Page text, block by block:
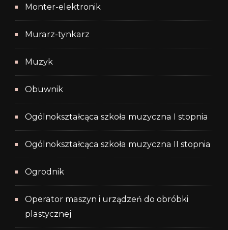
Monter-elektronik
Murarz-tynkarz
Muzyk
Obuwnik
Ogólnokształcąca szkoła muzyczna I stopnia
Ogólnokształcąca szkoła muzyczna II stopnia
Ogrodnik
Operator maszyn i urządzeń do obróbki
plastycznej